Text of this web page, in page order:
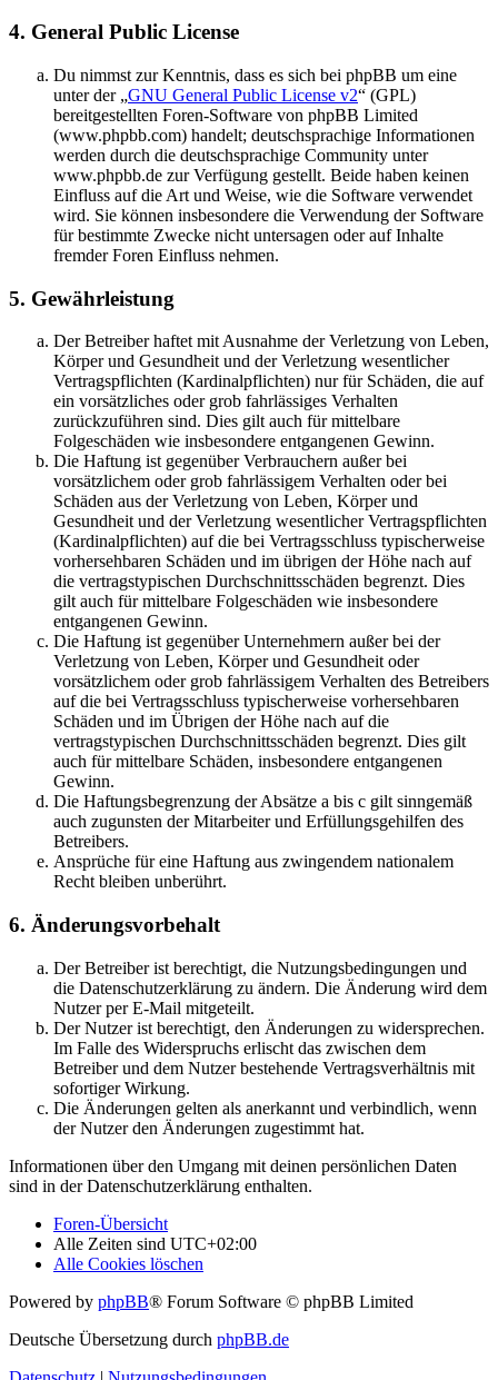
4. General Public License
Du nimmst zur Kenntnis, dass es sich bei phpBB um eine
unter der „GNU General Public License v2“ (GPL)
bereitgestellten Foren-Software von phpBB Limited
(www.phpbb.com) handelt; deutschsprachige Informationen
werden durch die deutschsprachige Community unter
www.phpbb.de zur Verfügung gestellt. Beide haben keinen
Einfluss auf die Art und Weise, wie die Software verwendet
wird. Sie können insbesondere die Verwendung der Software
für bestimmte Zwecke nicht untersagen oder auf Inhalte
fremder Foren Einfluss nehmen.
5. Gewährleistung
Der Betreiber haftet mit Ausnahme der Verletzung von Leben,
Körper und Gesundheit und der Verletzung wesentlicher
Vertragspflichten (Kardinalpflichten) nur für Schäden, die auf
ein vorsätzliches oder grob fahrlässiges Verhalten
zurückzuführen sind. Dies gilt auch für mittelbare
Folgeschäden wie insbesondere entgangenen Gewinn.
Die Haftung ist gegenüber Verbrauchern außer bei
vorsätzlichem oder grob fahrlässigem Verhalten oder bei
Schäden aus der Verletzung von Leben, Körper und
Gesundheit und der Verletzung wesentlicher Vertragspflichten
(Kardinalpflichten) auf die bei Vertragsschluss typischerweise
vorhersehbaren Schäden und im übrigen der Höhe nach auf
die vertragstypischen Durchschnittsschäden begrenzt. Dies
gilt auch für mittelbare Folgeschäden wie insbesondere
entgangenen Gewinn.
Die Haftung ist gegenüber Unternehmern außer bei der
Verletzung von Leben, Körper und Gesundheit oder
vorsätzlichem oder grob fahrlässigem Verhalten des Betreibers
auf die bei Vertragsschluss typischerweise vorhersehbaren
Schäden und im Übrigen der Höhe nach auf die
vertragstypischen Durchschnittsschäden begrenzt. Dies gilt
auch für mittelbare Schäden, insbesondere entgangenen
Gewinn.
Die Haftungsbegrenzung der Absätze a bis c gilt sinngemäß
auch zugunsten der Mitarbeiter und Erfüllungsgehilfen des
Betreibers.
Ansprüche für eine Haftung aus zwingendem nationalem
Recht bleiben unberührt.
6. Änderungsvorbehalt
Der Betreiber ist berechtigt, die Nutzungsbedingungen und
die Datenschutzerklärung zu ändern. Die Änderung wird dem
Nutzer per E-Mail mitgeteilt.
Der Nutzer ist berechtigt, den Änderungen zu widersprechen.
Im Falle des Widerspruchs erlischt das zwischen dem
Betreiber und dem Nutzer bestehende Vertragsverhältnis mit
sofortiger Wirkung.
Die Änderungen gelten als anerkannt und verbindlich, wenn
der Nutzer den Änderungen zugestimmt hat.
Informationen über den Umgang mit deinen persönlichen Daten
sind in der Datenschutzerklärung enthalten.
Foren-Übersicht
Alle Zeiten sind UTC+02:00
Alle Cookies löschen
Powered by phpBB® Forum Software © phpBB Limited
Deutsche Übersetzung durch phpBB.de